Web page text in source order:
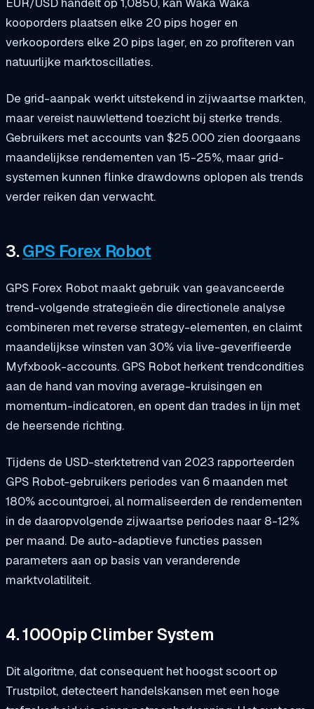
kooporders plaatsen elke 20 pips hoger en
verkooporders elke 20 pips lager, en zo profiteren van
natuurlijke marktoscillaties.
De grid-aanpak werkt uitstekend in zijwaartse markten,
maar vereist nauwlettend toezicht bij sterke trends.
Gebruikers met accounts van $25.000 zien doorgaans
maandelijkse rendementen van 15-25%, maar grid-
systemen kunnen flinke drawdowns oplopen als trends
verder reiken dan verwacht.
3. GPS Forex Robot
GPS Forex Robot maakt gebruik van geavanceerde
trend-volgende strategieën die directionele analyse
combineren met reverse strategy-elementen, en claimt
maandelijkse winsten van 30% via live-geverifieerde
Myfxbook-accounts. GPS Robot herkent trendcondities
aan de hand van moving average-kruisingen en
momentum-indicatoren, en opent dan trades in lijn met
de heersende richting.
Tijdens de USD-sterktetrend van 2023 rapporteerden
GPS Robot-gebruikers periodes van 6 maanden met
180% accountgroei, al normaliseerden de rendementen
in de daaropvolgende zijwaartse periodes naar 8-12%
per maand. De auto-adaptieve functies passen
parameters aan op basis van veranderende
marktvolatiliteit.
4. 1000pip Climber System
Dit algoritme, dat consequent het hoogst scoort op
Trustpilot, detecteert handelskansen met een hoge